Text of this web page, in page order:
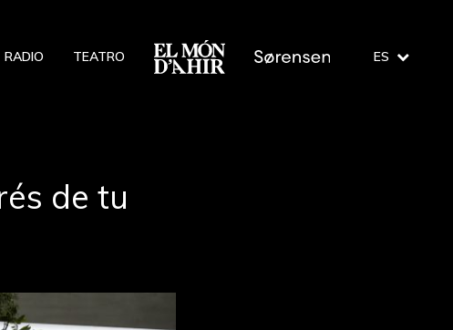
RADIO TEATRO ES
de tu